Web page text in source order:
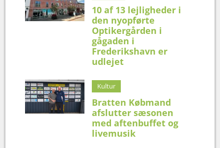
10 af 13 lejligheder i
den nyopførte
Optikergården i
gågaden i
Frederikshavn er
udlejet
Kultur
Bratten Købmand
afslutter sæsonen
med aftenbuffet og
livemusik